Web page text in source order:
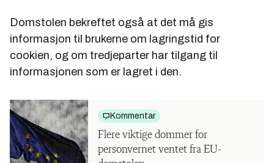
Domstolen bekreftet også at det må gis
informasjon til brukerne om lagringstid for
cookien, og om tredjeparter har tilgang til
informasjonen som er lagret i den.
Kommentar
Flere viktige dommer for
personvernet ventet fra EU-